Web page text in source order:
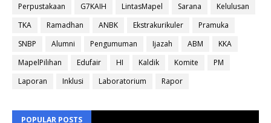
Perpustakaan
G7KAIH LintasMapel Sarana
Kelulusan
TKA
Ramadhan ANBK Ekstrakurikuler
Pramuka
SNBP
Alumni Pengumuman Ijazah ABM
KKA
MapelPilihan
Edufair HI Kaldik Komite
PM
Laporan
Inklusi Laboratorium Rapor
POPULAR POSTS